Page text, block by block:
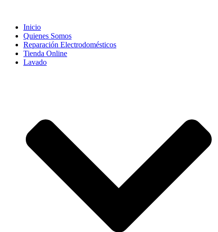
Inicio
Quienes Somos
Reparación Electrodomésticos
Tienda Online
Lavado